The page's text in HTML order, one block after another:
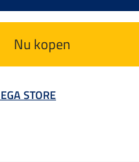
Nu kopen
STORE